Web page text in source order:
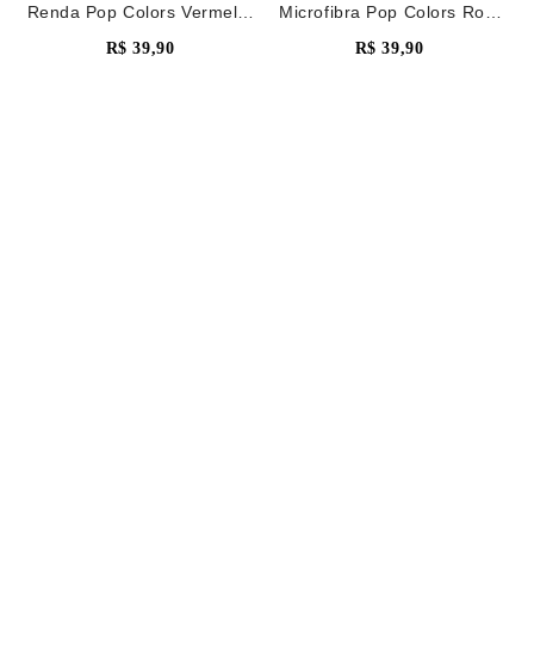
Renda Pop Colors Vermelho
R$ 39,90
Microfibra Pop Colors Rosa
R$ 39,90